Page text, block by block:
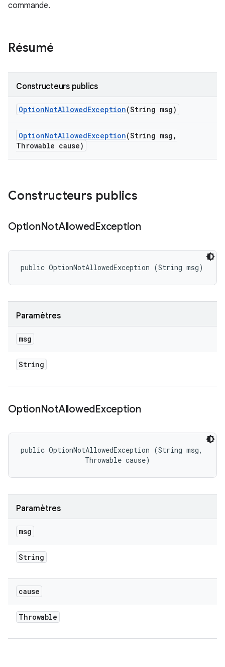
commande.
Résumé
Constructeurs publics
OptionNotAllowedException(String msg)
OptionNotAllowedException(String msg ,
Throwable cause)
Constructeurs publics
OptionNotAllowedException
public OptionNotAllowedException (String msg)
Paramètres
msg
String
OptionNotAllowedException
public OptionNotAllowedException (String msg,
                Throwable cause)
Paramètres
msg
String
cause
Throwable